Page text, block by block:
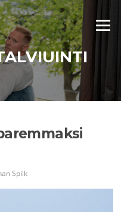
Valikko
Spiik